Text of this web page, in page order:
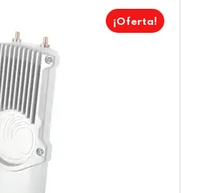
¡Oferta!